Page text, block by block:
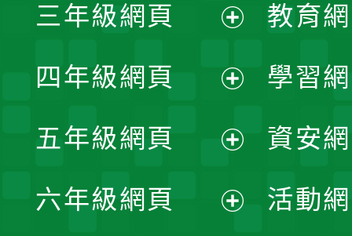
選
單
開
選
單
三年級網頁
開
選
單
四年級網頁
開
選
五年級網頁
開
六年級網頁
教育
學習
資安
活動